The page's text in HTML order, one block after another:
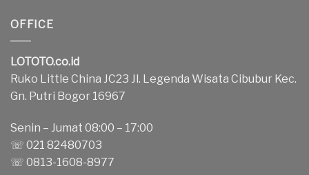
OFFICE
LOTOTO.co.id
Ruko Little China JC23 Jl. Legenda Wisata Cibubur Kec.
Gn. Putri Bogor 16967
Senin – Jumat 08:00 – 17:00
☏ 021 82480703
☏ 0813-1608-8977